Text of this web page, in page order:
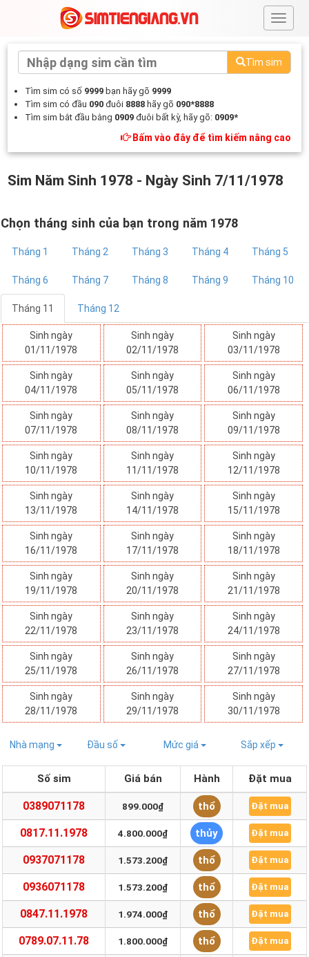
#
Tìm sim
Tìm sim có số 9999 bạn hãy gõ 9999
Tìm sim có đầu 090 đuôi 8888 hãy gõ 090*8888
Tìm sim bắt đầu bằng 0909 đuôi bất kỳ, hãy gõ: 0909*
Bấm vào đây để tìm kiếm nâng cao
Sim Năm Sinh 1978 - Ngày Sinh 7/11/1978
Chọn tháng sinh của bạn trong năm 1978
Tháng 1 Tháng 2 Tháng 3 Tháng 4 Tháng 5
Tháng 6 Tháng 7 Tháng 8 Tháng 9 Tháng 10
Tháng 11 Tháng 12
Sinh ngày
01/11/1978
Sinh ngày
02/11/1978
Sinh ngày
03/11/1978
Sinh ngày
04/11/1978
Sinh ngày
05/11/1978
Sinh ngày
06/11/1978
Sinh ngày
07/11/1978
Sinh ngày
08/11/1978
Sinh ngày
09/11/1978
Sinh ngày
10/11/1978
Sinh ngày
11/11/1978
Sinh ngày
12/11/1978
Sinh ngày
13/11/1978
Sinh ngày
14/11/1978
Sinh ngày
15/11/1978
Sinh ngày
16/11/1978
Sinh ngày
17/11/1978
Sinh ngày
18/11/1978
Sinh ngày
19/11/1978
Sinh ngày
20/11/1978
Sinh ngày
21/11/1978
Sinh ngày
22/11/1978
Sinh ngày
23/11/1978
Sinh ngày
24/11/1978
Sinh ngày
25/11/1978
Sinh ngày
26/11/1978
Sinh ngày
27/11/1978
Sinh ngày
28/11/1978
Sinh ngày
29/11/1978
Sinh ngày
30/11/1978
Nhà mạng Đầu số Mức giá Sắp xếp
Số sim Giá bán Hành Đặt mua
0389071178 899.000₫ thổ Đặt mua
0817.11.1978 4.800.000₫ thủy Đặt mua
0937071178 1.573.200₫ thổ Đặt mua
0936071178 1.573.200₫ thổ Đặt mua
0847.11.1978 1.974.000₫ thổ Đặt mua
0789.07.11.78 1.800.000₫ thổ Đặt mua